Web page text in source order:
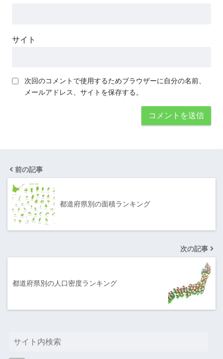
サイト
次回のコメントで使用するためブラウザーに自分の名前、
メールアドレス、サイトを保存する。
前の記事
都道府県別の面積ランキング
次の記事
都道府県別の人口密度ランキング